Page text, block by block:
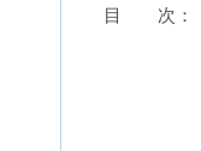
目 次：